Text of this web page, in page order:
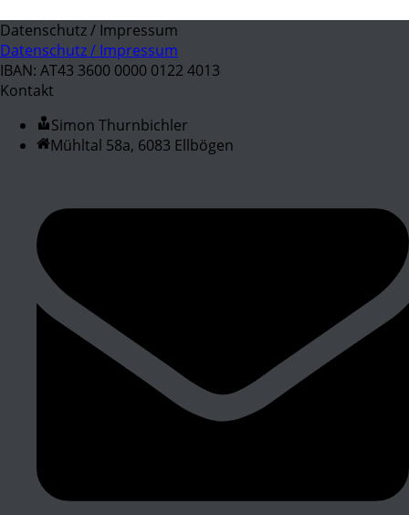
Datenschutz / Impressum
Datenschutz / Impressum
IBAN: AT43 3600 0000 0122 4013
Kontakt
Simon Thurnbichler
Mühltal 58a, 6083 Ellbögen